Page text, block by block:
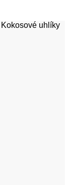
Kokosové uhlíky